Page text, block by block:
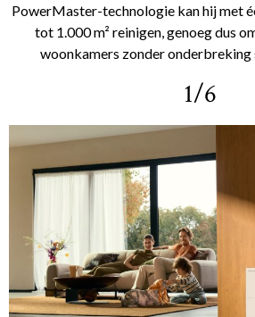
PowerMaster-technologie kan hij met
tot 1.000 m² reinigen, genoeg dus
woonkamers zonder onderbreking
1/6